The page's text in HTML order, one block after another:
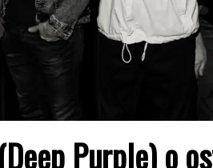
Purple) o